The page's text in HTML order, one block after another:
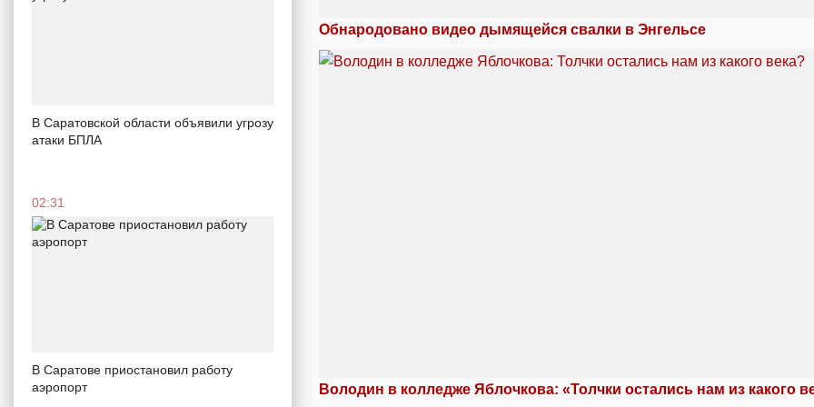
В Саратовской области объявили угрозу
атаки БПЛА
02:31
В Саратове приостановил работу
аэропорт
Обнародовано видео дымящейся свалки в Энгельсе
Володин в колледже Яблочкова: «Толчки остались нам из какого